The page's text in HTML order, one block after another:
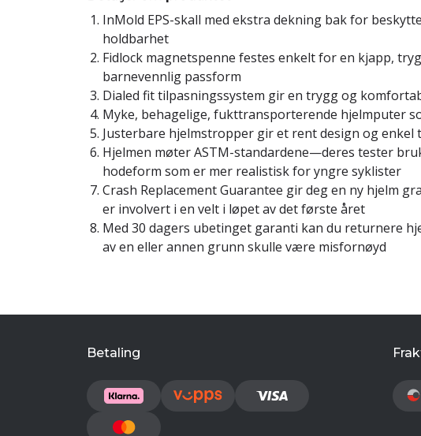
InMold EPS-skall med ekstra dekning bak for
holdbarhet
Fidlock magnetspenne festes enkelt for en kjapp,
barnevennlig passform
Dialed fit tilpasningssystem gir en trygg og
Myke, behagelige, fukttransporterende hjelmputer
Justerbare hjelmstropper gir et rent design og enkel
Hjelmen møter ASTM-standardene—deres tester
hodeform som er mer realistisk for yngre syklister
Crash Replacement Guarantee gir deg en ny hjelm
er involvert i en velt i løpet av det første året
Med 30 dagers ubetinget garanti kan du returnere
av en eller annen grunn skulle være misfornøyd
Betaling